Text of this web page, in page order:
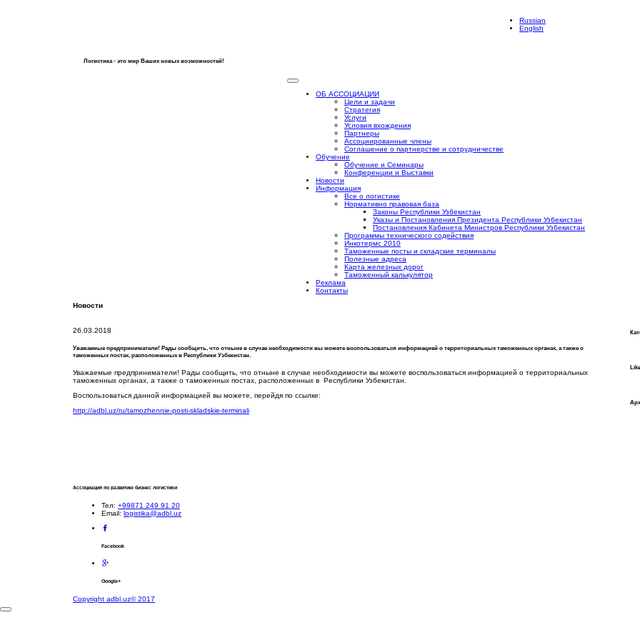
Russian
English
Логистика - это мир Ваших новых возможностей!
ОБ АССОЦИАЦИИ
Цели и задачи
Стратегия
Услуги
Условия вхождения
Партнеры
Ассоциированные члены
Соглашение о партнерстве и сотрудничестве
Обучение
Обучение и Семинары
Конференции и Выставки
Новости
Информация
Все о логистике
Нормативно правовая база
Законы Республики Узбекистан
Указы и Постановления Президента Республики Узбекистан
Постановления Кабинета Министров Республики Узбекистан
Программы технического содействия
Инкотермс 2010
Таможенные посты и складские терминалы
Полезные адреса
Карта железных дорог
Таможенный калькулятор
Реклама
Контакты
Новости
26.03.2018
Уважаемые предприниматели! Рады сообщить, что отныне в случае необходимости вы можете воспользоваться информацией о территориальных таможенных органах, а также о
таможенных постах, расположенных в Республики Узбекистан.
Уважаемые предприниматели! Рады сообщить, что отныне в случае необходимости вы можете воспользоваться информацией о территориальных
таможенных органах, а также о таможенных постах, расположенных в Республики Узбекистан.
Воспользоваться данной информацией вы можете, перейдя по ссылке:
http://adbl.uz/ru/tamozhennie-posti-skladskie-terminali
Ассоциация по развитию бизнес логистики
Тел: +99871 249 91 20
Email: logistika@adbl.uz
Facebook
Google+
Copyright adbl.uz© 2017